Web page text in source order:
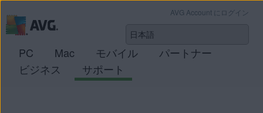
AVG Account にログイン
PC Mac モバイル
パートナー
ビジネス
サポート